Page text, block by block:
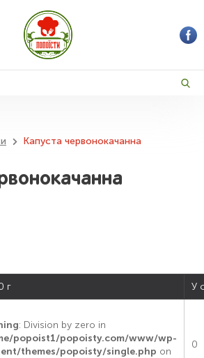
Капуста червонокачанна
г У
: Division by zero in
popoist1/popoisty.com/www/wp-
themes/popoisty/single.php on
0